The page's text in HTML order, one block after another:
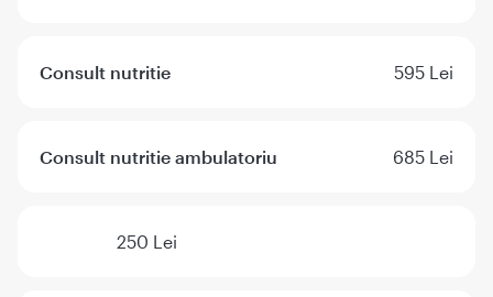
Consult nutritie 595 Lei
Consult nutritie ambulatoriu 685 Lei
250 Lei